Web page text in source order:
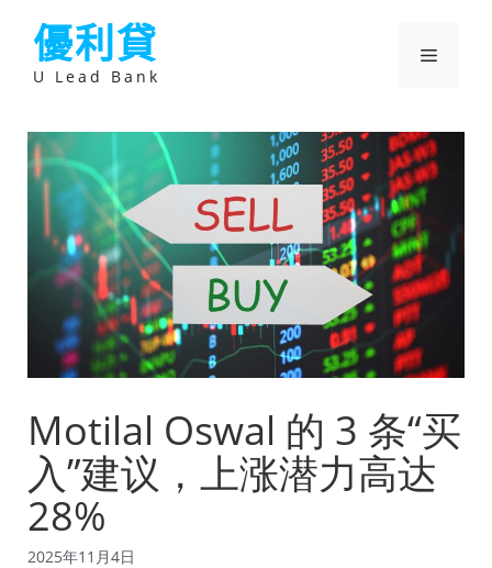
優利貸
U Lead Bank
選
Motilal Oswal 的 3 条“买
入”建议，上涨潜力高达
28%
2025年11月4日